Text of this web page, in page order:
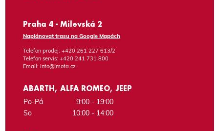
Praha 4 - Milevská 2
Naplánovat trasu na Google Mapách
Telefon prodej: +420 261 227 613/2
Telefon servis: +420 241 731 800
Email: info@imofa.cz
ABARTH, ALFA ROMEO, JEEP
Po-Pá
9:00 - 19:00
So
10:00 - 14:00